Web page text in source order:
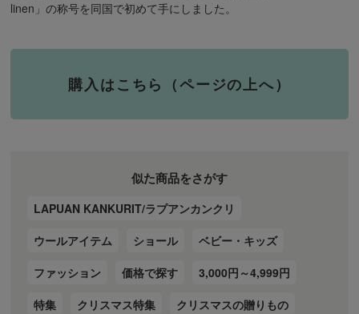
linen」の称号を同国で初めて手にしました。
購入はこちら（ページの上へ）
似た商品をさがす
LAPUAN KANKURIT/ラプアンカンクリ
ウールアイテム
ショール
ベビー・キッズ
ファッション
価格で探す
3,000円～4,999円
特集
クリスマス特集
クリスマスの贈りもの